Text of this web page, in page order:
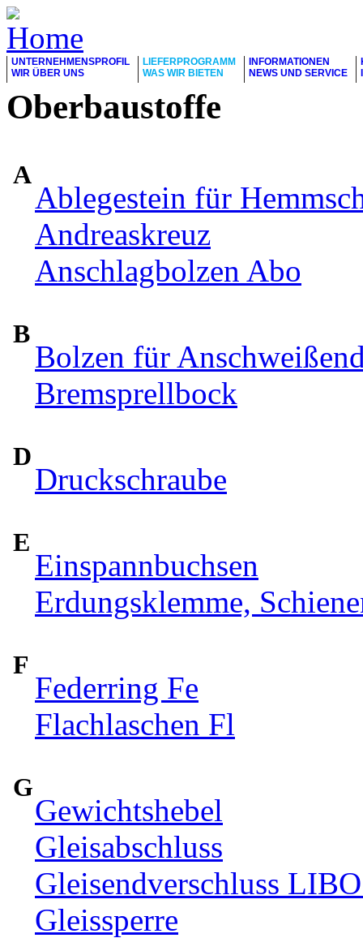
UNTERNEHMENSPROFIL
WIR ÜBER UNS
LIEFERPROGRAMM
WAS WIR BIETEN
INFORMATIONEN
NEWS UND SERVICE
Oberbaustoffe
A
Ablegestein für
Andreaskreuz
Anschlagbolzen Abo
B
Bolzen für
Bremsprellbock
D
Druckschraube
E
Einspannbuchsen
Erdungsklemme,
F
Federring Fe
Flachlaschen Fl
G
Gewichtshebel
Gleisabschluss
Gleisendverschluss
Gleissperre